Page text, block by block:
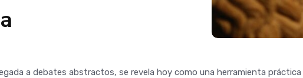
a debates abstractos, se revela hoy como una herramienta práctica